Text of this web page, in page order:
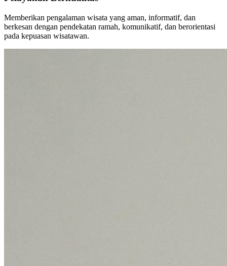
Memberikan pengalaman wisata yang aman, informatif, dan
berkesan dengan pendekatan ramah, komunikatif, dan berorientasi
pada kepuasan wisatawan.